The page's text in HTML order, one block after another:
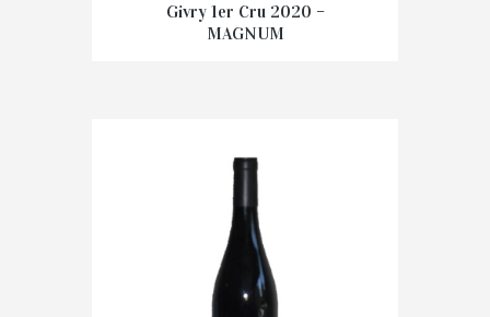
Givry 1er Cru 2020 –
MAGNUM
IN WINKELMAND